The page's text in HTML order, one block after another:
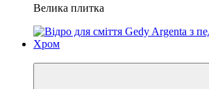
Велика плитка